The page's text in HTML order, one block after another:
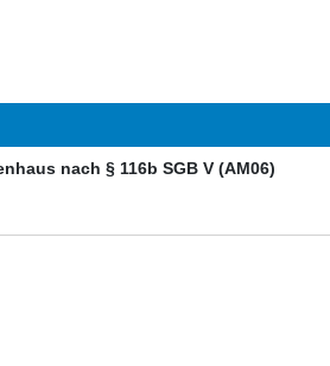
nach § 116b SGB V (AM06)